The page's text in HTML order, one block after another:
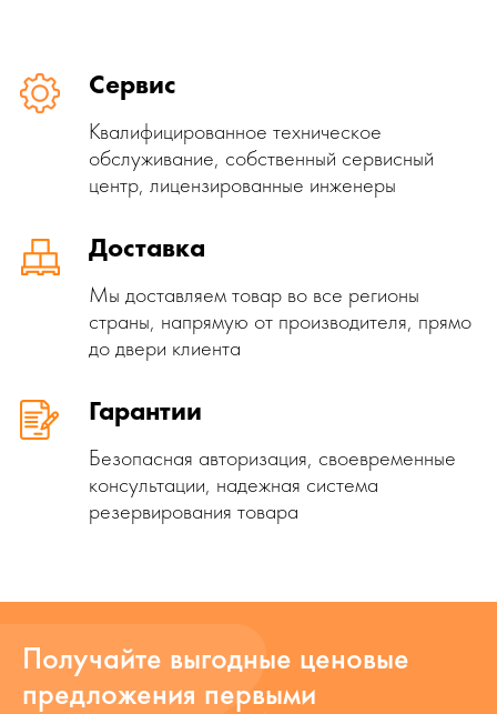
Сервис
Квалифицированное техническое
обслуживание, собственный сервисный
центр, лицензированные инженеры
Доставка
Мы доставляем товар во все регионы
страны, напрямую от производителя, прямо
до двери клиента
Гарантии
Безопасная авторизация, своевременные
консультации, надежная система
резервирования товара
Получайте выгодные ценовые
предложения первыми